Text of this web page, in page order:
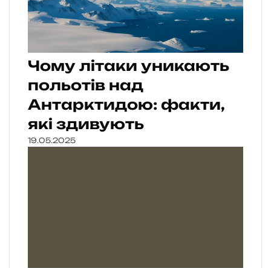
Чому літаки уникають
польотів над
Антарктидою: факти,
які здивують
19.05.2025